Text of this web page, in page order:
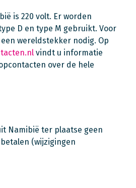
is 220 volt. Er worden
D en type M gebruikt. Voor
wereldstekker nodig. Op
vindt u informatie
over de hele
Namibië ter plaatse geen
(wijzigingen